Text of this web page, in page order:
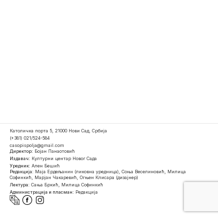
Католичка порта 5, 21000 Нови Сад, Србија
(+381) 021/524-584
casopispolja@gmail.com
Директор: Бојан Панаотовић
Издавач: Културни центар Новог Сада
Уредник: Ален Бешић
Редакција: Маја Ердељанин (ликовна уредница), Соња Веселиновић, Милица
Софинкић, Марјан Чакаревић, Огњен Клисара (дизајнер)
Лектура: Сања Бркић, Милица Софинкић
Администрација и пласман: Редакција